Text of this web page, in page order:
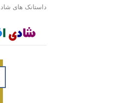
داستانک های شاد